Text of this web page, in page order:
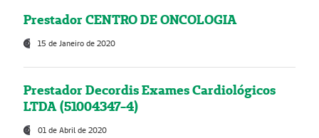
Prestador CENTRO DE ONCOLOGIA
15 de Janeiro de 2020
Prestador Decordis Exames Cardiológicos
LTDA (51004347-4)
01 de Abril de 2020